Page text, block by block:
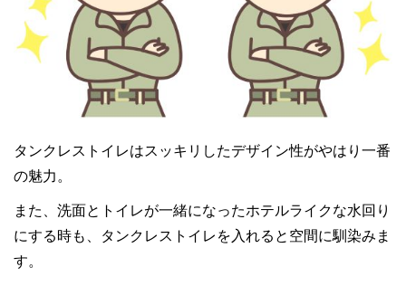
タンクレストイレはスッキリしたデザイン性がやはり一番
の魅力。
また、洗面とトイレが一緒になったホテルライクな水回り
にする時も、タンクレストイレを入れると空間に馴染みま
す。